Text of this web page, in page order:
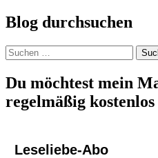
Blog durchsuchen
Suchen
nach:
Du möchtest mein
regelmäßig
Leseliebe-Abo